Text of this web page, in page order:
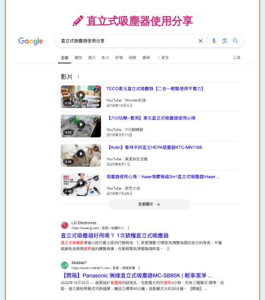
直立式吸塵器使用分享